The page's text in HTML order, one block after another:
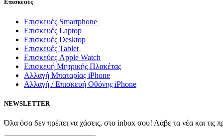
Επισκευές
Επισκευές Smartphone
Επισκευές Laptop
Επισκευές Desktop
Επισκευές Tablet
Επισκεύες Apple Watch
Επισκευή Μητρικής Πλακέτας
Αλλαγή Μπαταρίας iPhone
Αλλαγή / Επισκευή Οθόνης iPhone
NEWSLETTER
Όλα όσα δεν πρέπει να χάσεις, στο inbox σου! Λάβε τα νέα και τις